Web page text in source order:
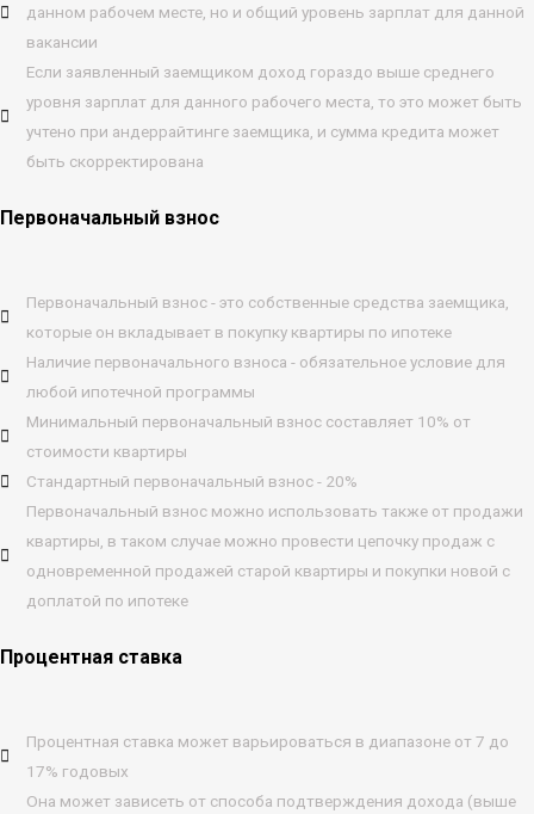
данном рабочем месте, но и общий уровень зарплат для данной
вакансии
Если заявленный заемщиком доход гораздо выше среднего
уровня зарплат для данного рабочего места, то это может быть
учтено при андеррайтинге заемщика, и сумма кредита может
быть скорректирована
Первоначальный взнос
Первоначальный взнос - это собственные средства заемщика,
которые он вкладывает в покупку квартиры по ипотеке
Наличие первоначального взноса - обязательное условие для
любой ипотечной программы
Минимальный первоначальный взнос составляет 10% от
стоимости квартиры
Стандартный первоначальный взнос - 20%
Первоначальный взнос можно использовать также от продажи
квартиры, в таком случае можно провести цепочку продаж с
одновременной продажей старой квартиры и покупки новой с
доплатой по ипотеке
Процентная ставка
Процентная ставка может варьироваться в диапазоне от 7 до
17% годовых
Она может зависеть от способа подтверждения дохода (выше